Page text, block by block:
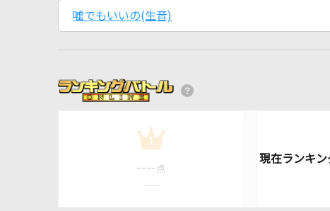
嘘でもいいの(生音)
1
---- 点
----